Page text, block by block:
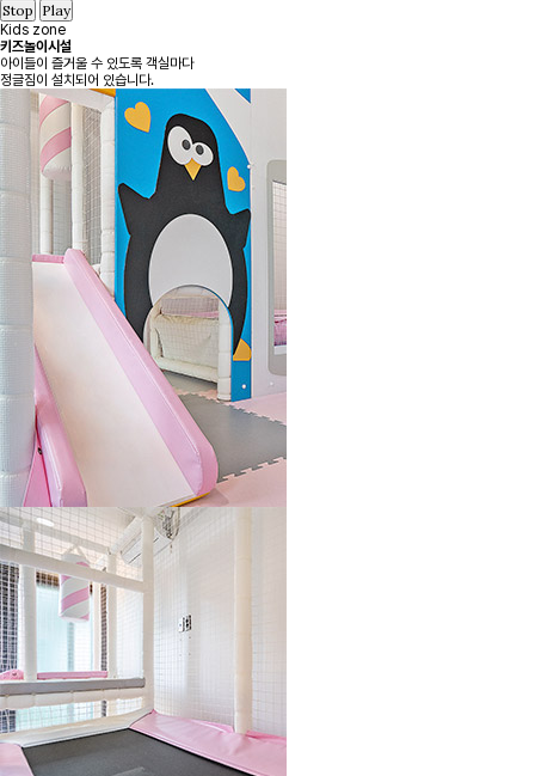
Stop Play
Kids zone
키즈놀이시설
아이들이 즐거울 수 있도록 객실마다
정글짐이 설치되어 있습니다.